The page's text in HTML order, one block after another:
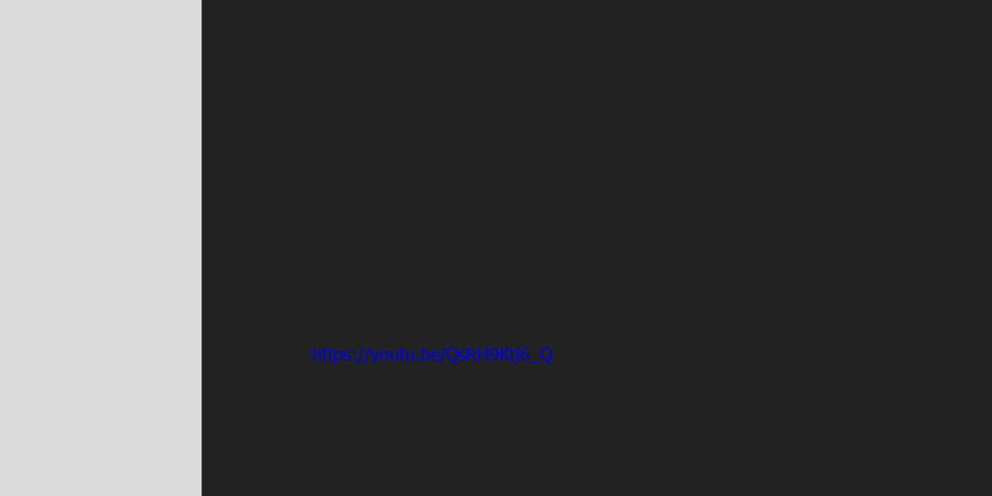
https://youtu.be/QsRH9Ktj6_Q